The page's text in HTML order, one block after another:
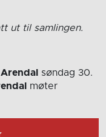
ut til samlingen.
søndag 30.
møter